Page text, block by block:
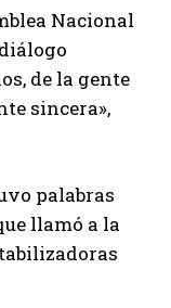
Nacional
de la gente
sincera»,
palabras
llamó a la